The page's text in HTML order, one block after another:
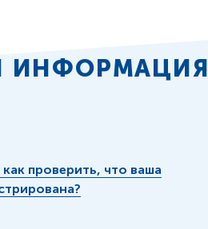
ИНФОРМАЦИЯ
проверить, что ваша